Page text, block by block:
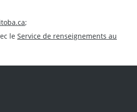
;
le Service de renseignements au